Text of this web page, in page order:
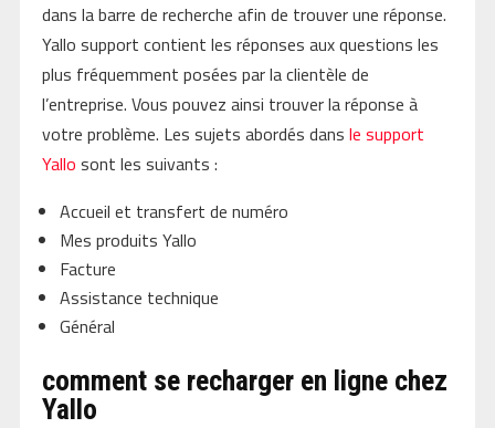
dans la barre de recherche afin de trouver une réponse.
Yallo support contient les réponses aux questions les
plus fréquemment posées par la clientèle de
l’entreprise. Vous pouvez ainsi trouver la réponse à
votre problème. Les sujets abordés dans le support
Yallo sont les suivants :
Accueil et transfert de numéro
Mes produits Yallo
Facture
Assistance technique
Général
comment se recharger en ligne chez
Yallo